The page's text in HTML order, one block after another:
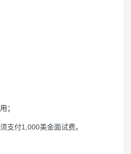
；
支付1,000美金面试费。